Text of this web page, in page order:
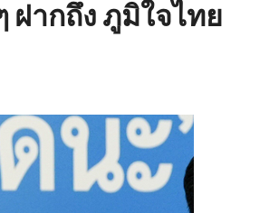
ากถึง ภูมิใจไทย